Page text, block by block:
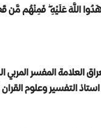
اللَّهَ عَلَيْهِ ۖ فَمِنْهُم مَّن
العلامة المفسر المربي
التفسير وعلوم